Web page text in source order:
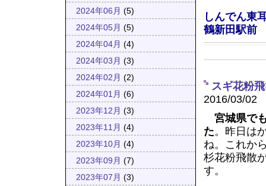
2024年06月 (5)
2024年05月 (5)
2024年04月 (4)
2024年03月 (3)
2024年02月 (2)
2024年01月 (6)
2023年12月 (3)
2023年11月 (4)
2023年10月 (4)
2023年09月 (7)
2023年07月 (3)
しんでん東
鶴新田駅前
スギ花粉
2016/03/02
宮城県で
た。昨日は
ね。これか
杉花粉飛散
す。